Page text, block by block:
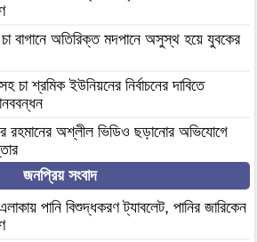
বাগানে অতিরিক্ত মদপানে অসুস্থ হয়ে যুবকের
চা শ্রমিক ইউনিয়নের নির্বাচনের দাবিতে
রহমানের অশ্লীল ভিডিও ছড়ানোর অভিযোগে
ট্যাপেন্টাডলসহ একজন গ্রেফতার
সাংসদ মহিত তালুকদার-কে সংবর্ধনা
জনপ্রিয় সংবাদ
পানি বিশুদ্ধকরণ ট্যাবলেট, পানির জারিকেন